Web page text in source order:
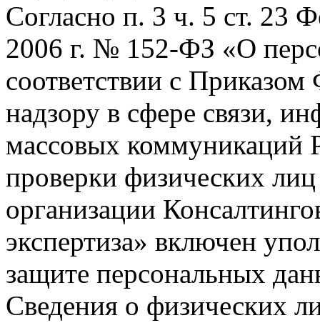
Согласно п. 3 ч. 5 ст. 23
2006 г. № 152-ФЗ «О
соответствии с
надзору в сфере связи,
массовых коммуникаций
проверки физических
организации
экспертиза» включен
защите персональных
Сведения о физических